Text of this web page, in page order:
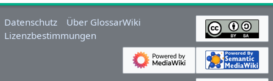
.
J
u
Datenschutz
Über GlossarWiki
Lizenzbestimmungen